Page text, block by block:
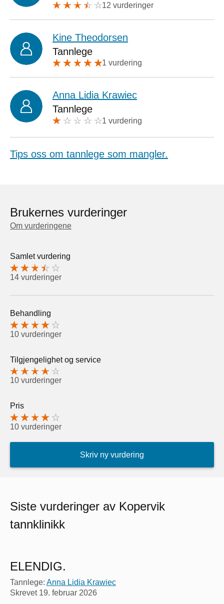
12 vurderinger
Kine Theodorsen
Tannlege
1 vurdering
Anna Lidia Krawiec
Tannlege
1 vurdering
Tips oss om tannlege som mangler.
Brukernes vurderinger
Om vurderingene
Samlet vurdering
14 vurderinger
Behandling
10 vurderinger
Tilgjengelighet og service
10 vurderinger
Pris
10 vurderinger
Skriv ny vurdering
Siste vurderinger av Kopervik
tannklinikk
ELENDIG.
Tannlege: Anna Lidia Krawiec
Skrevet 19. februar 2026